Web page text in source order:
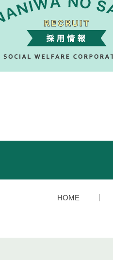
HOME